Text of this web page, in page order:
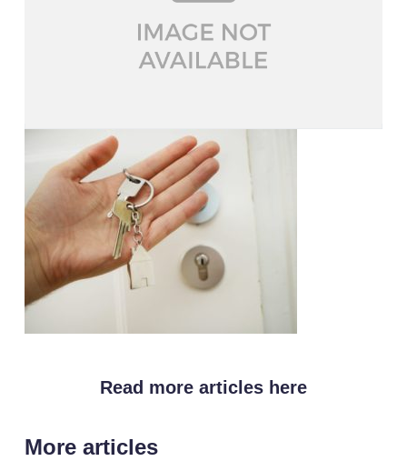
Read more articles here
More articles